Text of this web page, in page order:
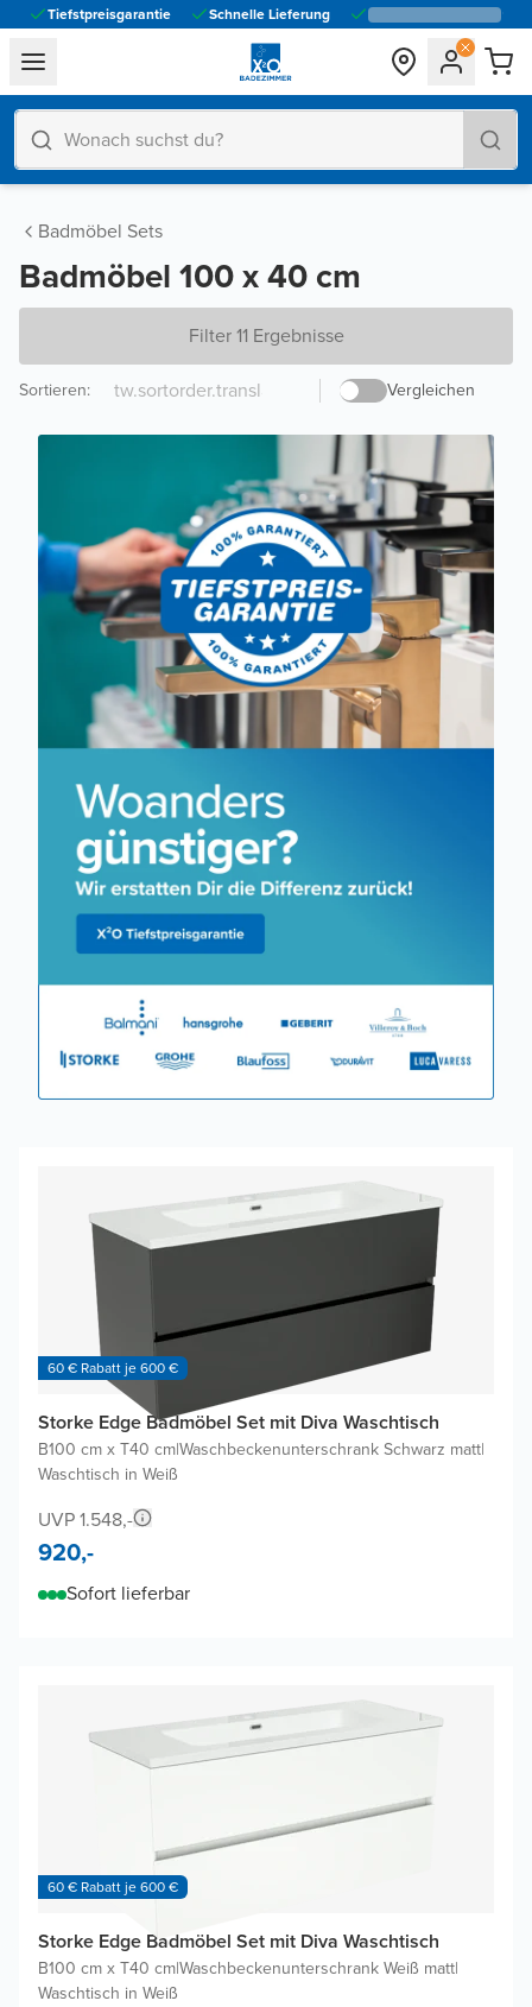
Tiefstpreisgarantie Schnelle Lieferung
general.navigation.toggle_menu.label
Badmöbel Sets
Badmöbel 100 x 40 cm
Filter 11 Ergebnisse
Vergleichen
Sortieren:
60 € Rabatt je 600 €
Storke Edge Badmöbel Set mit Diva Waschtisch
B100 cm x T40 cm|Waschbeckenunterschrank Schwarz matt|
Waschtisch in Weiß
UVP 1.548,-
920,-
Sofort lieferbar
60 € Rabatt je 600 €
Storke Edge Badmöbel Set mit Diva Waschtisch
B100 cm x T40 cm|Waschbeckenunterschrank Weiß matt|
Waschtisch in Weiß